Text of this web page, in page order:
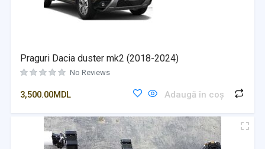
Praguri Dacia duster mk2 (2018-2024)
No Reviews
3,500.00MDL Adaugă în coș